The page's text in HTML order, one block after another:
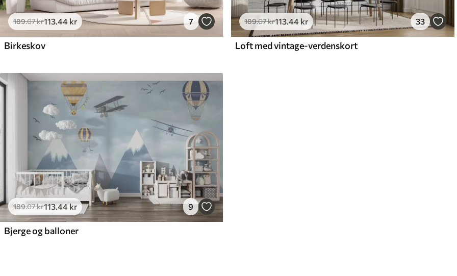
189.07kr113.44 kr 7
Birkeskov
189.07kr113.44 kr 33
Loft med vintage-verdenskort
189.07kr113.44kr 9
Bjerge og balloner